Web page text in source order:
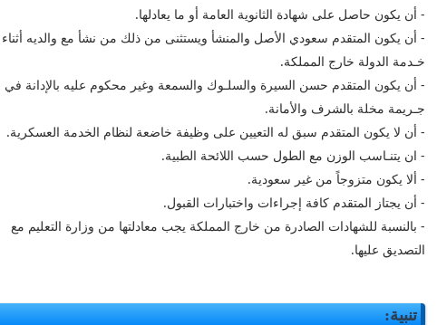
- أن يكون حاصل على شهادة الثانوية العامة أو ما يعادلها.
- أن يكون المتقدم سعودي الأصل والمنشأ ويستثنى من ذلك من نشأ مع والديه أثناء
خـدمة الدولة خارج المملكة.
- أن يكون المتقدم حسن السيرة والسلـوك والسمعة وغير محكوم عليه بالإدانة في
جـريمة مخلة بالشرف والأمانة.
- أن لا يكون المتقدم سبق له التعيين على وظيفة خاضعة لنظام الخدمة العسكرية.
- ان يتنـاسب الوزن مع الطول حسب اللائحة الطبية.
- ألا يكون متزوجاً من غير سعودية.
- أن يجتاز المتقدم كافة إجراءات واختبارات القبول.
- بالنسبة للشهادات الصادرة من خارج المملكة يجب معادلتها من وزارة التعليم مع
التصديق عليها.
تنبية: